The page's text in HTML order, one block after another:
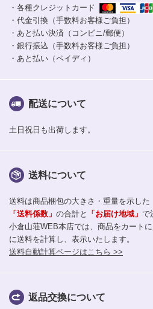
・各種クレジットカード
・代金引換（手数料お客様ご負担）
・あと払い決済（コンビニ/郵便）
・銀行振込（手数料お客様ご負担）
・あと払い（ペイディ）
配送について
土日祝日も出荷します。
送料について
送料は商品梱包の大きさ・重量を示した
「送料係数」 の合計と 「お届け地域」 で
小倉山荘WEB本店では、商品をカート
に送料を計算し、表示いたします。
送料自動計算ページはこちら >>
返品交換について